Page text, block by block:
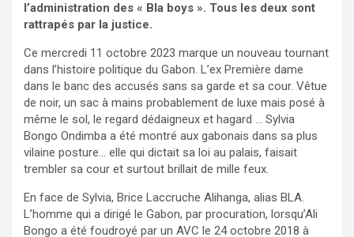
l’administration des « Bla boys ». Tous les deux sont
rattrapés par la justice.
Ce mercredi 11 octobre 2023 marque un nouveau tournant
dans l’histoire politique du Gabon. L’ex Première dame
dans le banc des accusés sans sa garde et sa cour. Vêtue
de noir, un sac à mains probablement de luxe mais posé à
même le sol, le regard dédaigneux et hagard … Sylvia
Bongo Ondimba a été montré aux gabonais dans sa plus
vilaine posture… elle qui dictait sa loi au palais, faisait
trembler sa cour et surtout brillait de mille feux.
En face de Sylvia, Brice Laccruche Alihanga, alias BLA.
L’homme qui a dirigé le Gabon, par procuration, lorsqu’Ali
Bongo a été foudroyé par un AVC le 24 octobre 2018 à